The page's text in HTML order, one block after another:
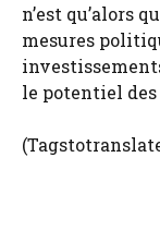
n’est qu’alors
mesures
le potentiel